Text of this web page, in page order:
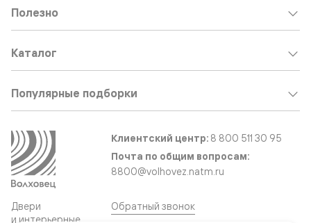
Двери
и интерьерные
Полезно
Каталог
Популярные подборки
Клиентский центр: 8 800 511 30 95
Почта по общим вопросам:
8800@volhovez.natm.ru
Обратный звонок